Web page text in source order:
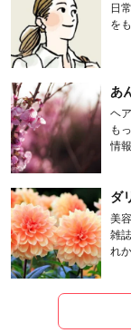
日
を
あ
ヘ
も
情
ダ
美
雑
れ